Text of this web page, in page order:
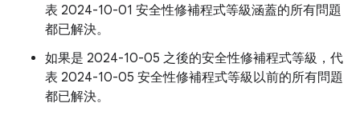
表 2024-10-01 安全性修補程式等級涵蓋的所有問題
都已解決。
如果是 2024-10-05 之後的安全性修補程式等級，代
表 2024-10-05 安全性修補程式等級以前的所有問題
都已解決。